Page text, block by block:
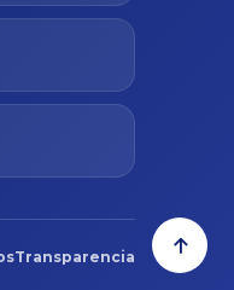
Transparencia